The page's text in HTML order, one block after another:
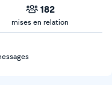
182
mises en relation